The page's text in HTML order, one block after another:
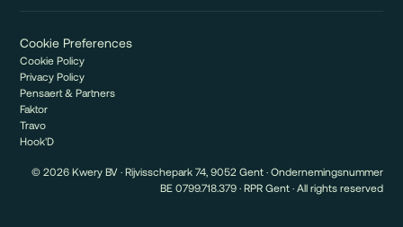
Cookie Preferences
Cookie Policy
Privacy Policy
Pensaert & Partners
Faktor
Travo
Hook'D
© 2026 Kwery BV · Rijvisschepark 74, 9052 Gent · Ondernemingsnummer
BE 0799.718.379 · RPR Gent · All rights reserved